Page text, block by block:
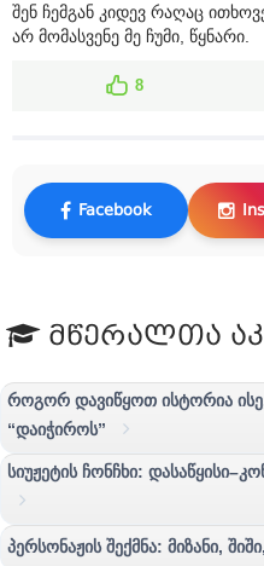
შენ ჩემგან კიდევ რაღაც
არ მომასვენე მე ჩუმი, წყნარი.
8
Facebook
მწერალთა
როგორ დავიწყოთ ისტორია
“დაიჭიროს”
სიუჟეტის ჩონჩხი:
პერსონაჟის შექმნა: მიზანი,